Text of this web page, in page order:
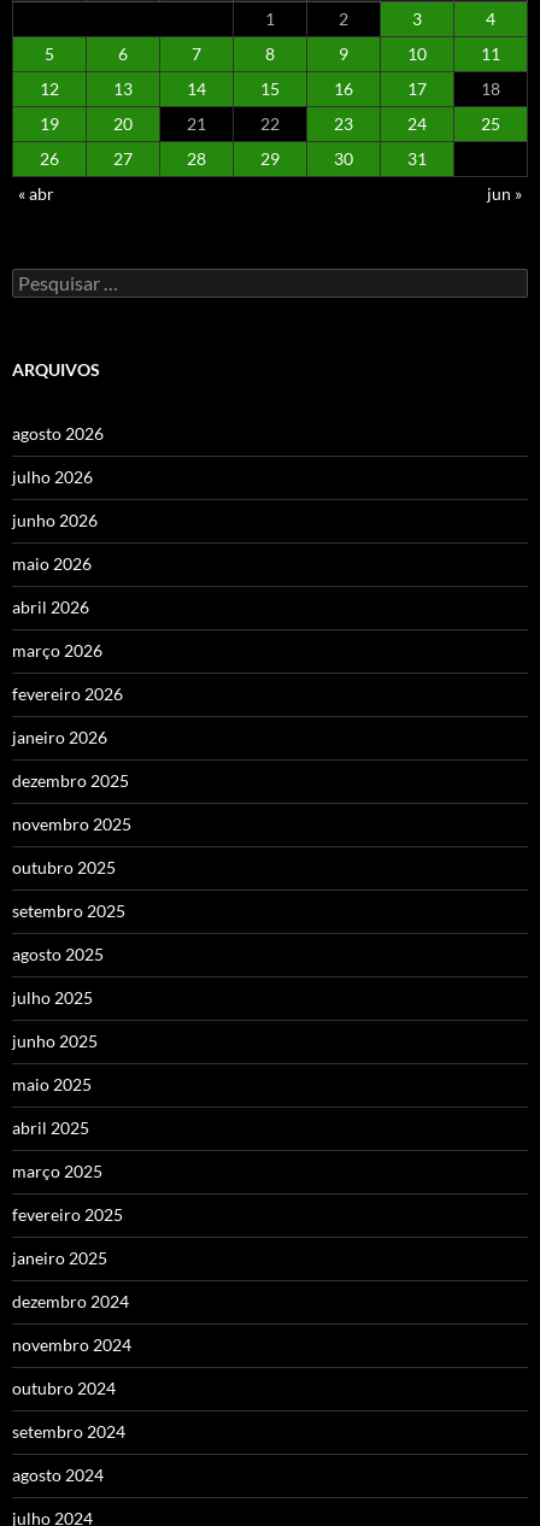
1
2 3
4
5
6 7 8 9 10
11
12
13 14 15 16 17
18
19
20 21 22 23 24
25
26
27 28 29 30
31
« abr
jun »
Pesquisar
por:
ARQUIVOS
agosto 2026
julho 2026
junho 2026
maio 2026
abril 2026
março 2026
fevereiro 2026
janeiro 2026
dezembro 2025
novembro 2025
outubro 2025
setembro 2025
agosto 2025
julho 2025
junho 2025
maio 2025
abril 2025
março 2025
fevereiro 2025
janeiro 2025
dezembro 2024
novembro 2024
outubro 2024
setembro 2024
agosto 2024
julho 2024